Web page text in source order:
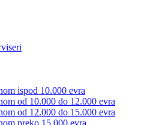
ispod 10.000 evra
od 10.000 do 12.000 evra
od 12.000 do 15.000 evra
preko 15.000 evra